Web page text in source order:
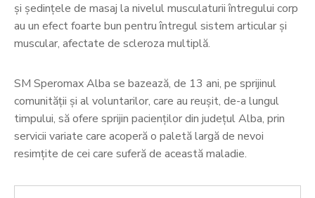
și ședințele de masaj la nivelul musculaturii întregului corp
au un efect foarte bun pentru întregul sistem articular și
muscular, afectate de scleroza multiplă.
SM Speromax Alba se bazează, de 13 ani, pe sprijinul
comunității și al voluntarilor, care au reușit, de-a lungul
timpului, să ofere sprijin pacienților din județul Alba, prin
servicii variate care acoperă o paletă largă de nevoi
resimțite de cei care suferă de această maladie.